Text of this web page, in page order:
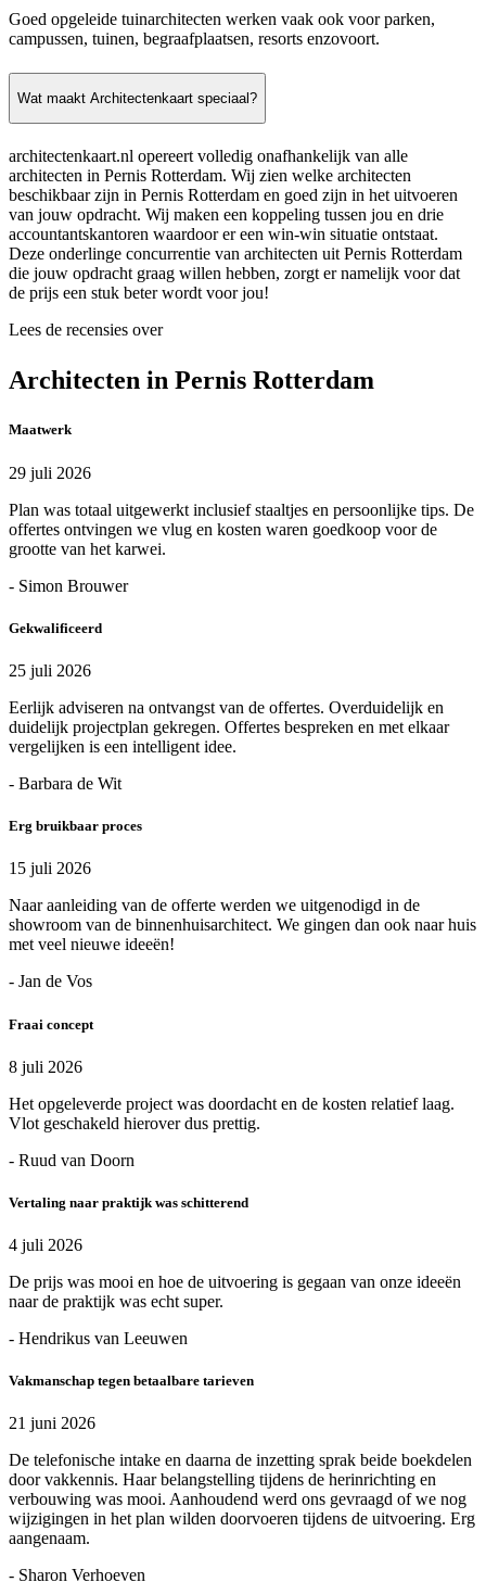
Goed opgeleide tuinarchitecten werken vaak ook voor parken,
campussen, tuinen, begraafplaatsen, resorts enzovoort.
Wat maakt Architectenkaart speciaal?
architectenkaart.nl opereert volledig onafhankelijk van alle
architecten in Pernis Rotterdam. Wij zien welke architecten
beschikbaar zijn in Pernis Rotterdam en goed zijn in het uitvoeren
van jouw opdracht. Wij maken een koppeling tussen jou en drie
accountantskantoren waardoor er een win-win situatie ontstaat.
Deze onderlinge concurrentie van architecten uit Pernis Rotterdam
die jouw opdracht graag willen hebben, zorgt er namelijk voor dat
de prijs een stuk beter wordt voor jou!
Lees de recensies over
Architecten in Pernis Rotterdam
Maatwerk
29 juli 2026
Plan was totaal uitgewerkt inclusief staaltjes en persoonlijke tips. De
offertes ontvingen we vlug en kosten waren goedkoop voor de
grootte van het karwei.
- Simon Brouwer
Gekwalificeerd
25 juli 2026
Eerlijk adviseren na ontvangst van de offertes. Overduidelijk en
duidelijk projectplan gekregen. Offertes bespreken en met elkaar
vergelijken is een intelligent idee.
- Barbara de Wit
Erg bruikbaar proces
15 juli 2026
Naar aanleiding van de offerte werden we uitgenodigd in de
showroom van de binnenhuisarchitect. We gingen dan ook naar huis
met veel nieuwe ideeën!
- Jan de Vos
Fraai concept
8 juli 2026
Het opgeleverde project was doordacht en de kosten relatief laag.
Vlot geschakeld hierover dus prettig.
- Ruud van Doorn
Vertaling naar praktijk was schitterend
4 juli 2026
De prijs was mooi en hoe de uitvoering is gegaan van onze ideeën
naar de praktijk was echt super.
- Hendrikus van Leeuwen
Vakmanschap tegen betaalbare tarieven
21 juni 2026
De telefonische intake en daarna de inzetting sprak beide boekdelen
door vakkennis. Haar belangstelling tijdens de herinrichting en
verbouwing was mooi. Aanhoudend werd ons gevraagd of we nog
wijzigingen in het plan wilden doorvoeren tijdens de uitvoering. Erg
aangenaam.
- Sharon Verhoeven